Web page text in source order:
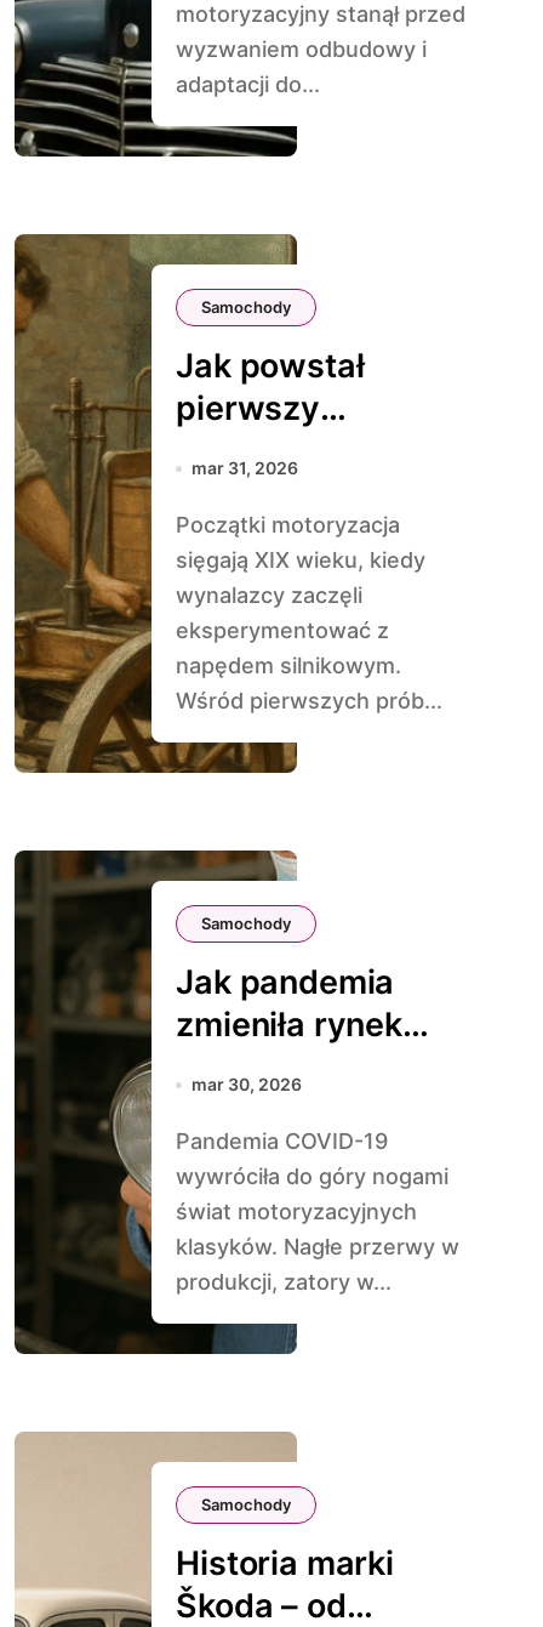
motoryzacyjny stanął przed
wyzwaniem odbudowy i
adaptacji do...
Samochody
Jak powstał
pierwszy
samochód w
motoryzacji
mar 31, 2026
Początki motoryzacja
sięgają XIX wieku, kiedy
wynalazcy zaczęli
eksperymentować z
napędem silnikowym.
Wśród pierwszych prób...
Samochody
Jak pandemia
zmieniła rynek
części do
mar 30, 2026
Pandemia COVID-19
wywróciła do góry nogami
świat motoryzacyjnych
klasyków. Nagłe przerwy w
produkcji, zatory w...
Samochody
Historia marki
Škoda – od